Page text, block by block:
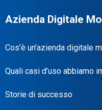
Azienda Digitale
Cos’è un’azienda digitale
Quali casi d’uso abbiamo
Storie di successo